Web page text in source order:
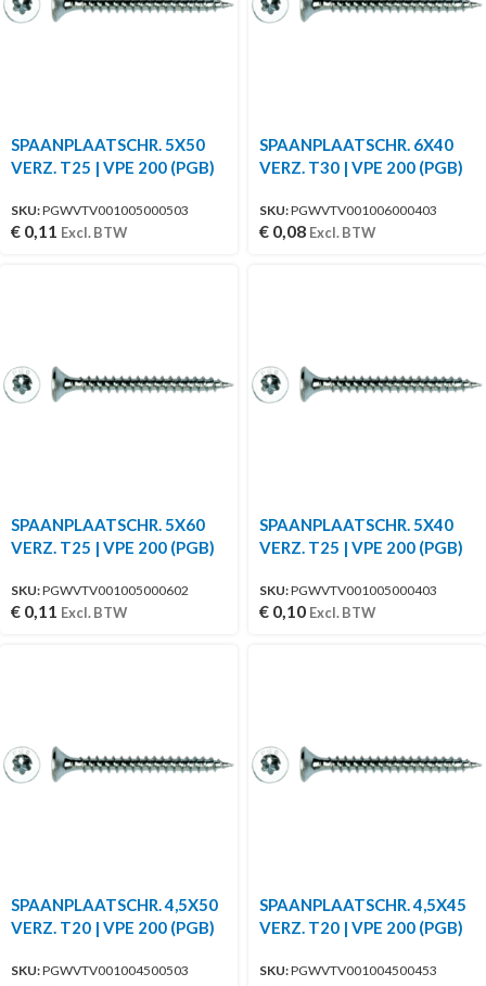
SPAANPLAATSCHR. 5X50
VERZ. T25 | VPE 200 (PGB)
SKU:PGWVTV001005000503
€ 0,11 Excl. BTW
SPAANPLAATSCHR. 6X40
VERZ. T30 | VPE 200 (PGB)
SKU:PGWVTV001006000403
€ 0,08 Excl. BTW
SPAANPLAATSCHR. 5X60
VERZ. T25 | VPE 200 (PGB)
SKU:PGWVTV001005000602
€ 0,11 Excl. BTW
SPAANPLAATSCHR. 5X40
VERZ. T25 | VPE 200 (PGB)
SKU:PGWVTV001005000403
€ 0,10 Excl. BTW
SPAANPLAATSCHR. 4,5X50
VERZ. T20 | VPE 200 (PGB)
SKU:PGWVTV001004500503
SPAANPLAATSCHR. 4,5X45
VERZ. T20 | VPE 200 (PGB)
SKU:PGWVTV001004500453